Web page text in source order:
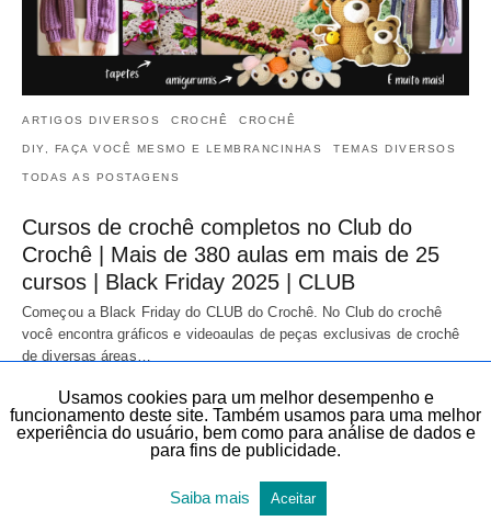
ARTIGOS DIVERSOS CROCHÊ CROCHÊ
DIY, FAÇA VOCÊ MESMO E LEMBRANCINHAS TEMAS DIVERSOS
TODAS AS POSTAGENS
Cursos de crochê completos no Club do
Crochê | Mais de 380 aulas em mais de 25
cursos | Black Friday 2025 | CLUB
Começou a Black Friday do CLUB do Crochê. No Club do crochê
você encontra gráficos e videoaulas de peças exclusivas de crochê
de diversas áreas…
Usamos cookies para um melhor desempenho e
funcionamento deste site. Também usamos para uma melhor
experiência do usuário, bem como para análise de dados e
para fins de publicidade.
Saiba mais Aceitar